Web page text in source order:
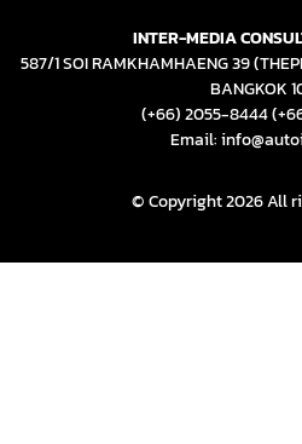
INTER-MEDIA
587/1 SOI RAMKHAMHAENG 39
BANGKOK
(+66) 2055-8444
Email:
© Copyright 2026 All